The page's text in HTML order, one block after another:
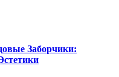
Заборчики: